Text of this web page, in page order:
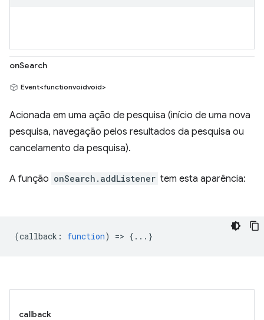
onSearch
Event<functionvoidvoid>
Acionada em uma ação de pesquisa (início de uma nova
pesquisa, navegação pelos resultados da pesquisa ou
cancelamento da pesquisa).
A função onSearch.addListener tem esta aparência:
(callback : function) => {...}
callback